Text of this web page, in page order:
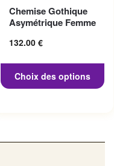
Chemise Gothique
Asymétrique Femme
132.00 €
Choix des options
variations. Les options
peuvent être choisies sur la
page du produit